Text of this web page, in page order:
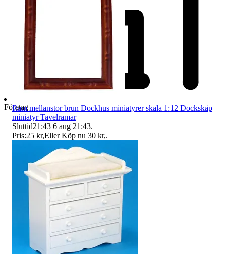
Företag
Ram mellanstor brun Dockhus miniatyrer skala 1:12 Dockskåp
miniatyr Tavelramar
Sluttid21:43 6 aug 21:43.
Pris:25 kr,Eller Köp nu 30 kr,.